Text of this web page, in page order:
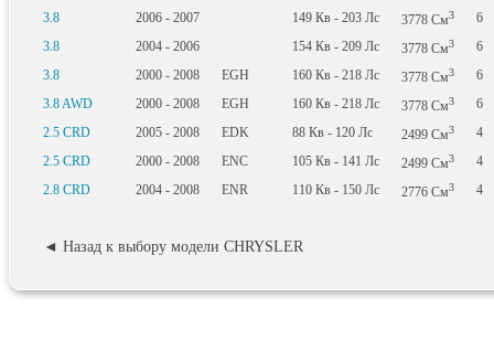
3.8
2006 - 2007 149 Кв - 203 Лс 3778 См3
6
3.8
2004 - 2006 154 Кв - 209 Лс 3778 См3
6
3.8
2000 - 2008 EGH 160 Кв - 218 Лс 3778 См3
6
3.8 AWD
2000 - 2008 EGH 160 Кв - 218 Лс 3778 См3
6
2.5 CRD
2005 - 2008 EDK 88 Кв - 120 Лс 2499 См3
4
2.5 CRD
2000 - 2008 ENC 105 Кв - 141 Лс 2499 См3
4
2.8 CRD
2004 - 2008 ENR 110 Кв - 150 Лс 2776 См3 4
◄ Назад к выбору модели CHRYSLER